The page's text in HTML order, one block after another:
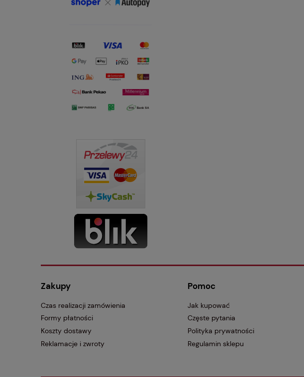
Zakupy
Czas realizacji zamówienia
Formy płatności
Koszty dostawy
Reklamacje i zwroty
Pomoc
Jak kupować
Częste pytania
Polityka prywatności
Regulamin sklepu